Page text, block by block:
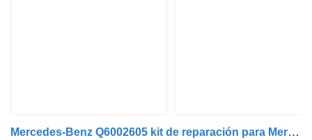
Mercedes-Benz Q6002605 kit de reparación para Mercedes-Benz Atego cabeza tractora